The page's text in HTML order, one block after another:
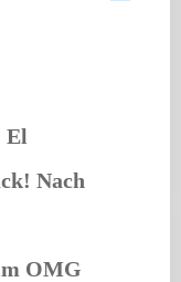
El
Nach
OMG